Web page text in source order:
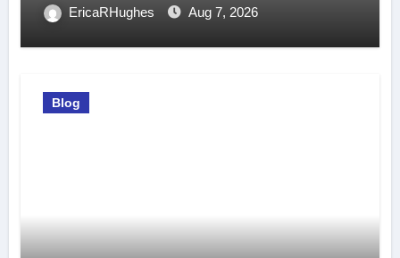
EricaRHughes Aug 7, 2026
Blog